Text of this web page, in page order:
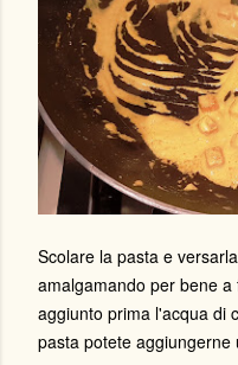
Scolare la pasta e
amalgamando per bene
aggiunto prima l'acqua di
pasta potete